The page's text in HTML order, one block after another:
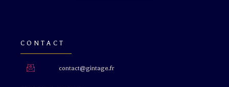
CONTACT
contact@gintage.fr